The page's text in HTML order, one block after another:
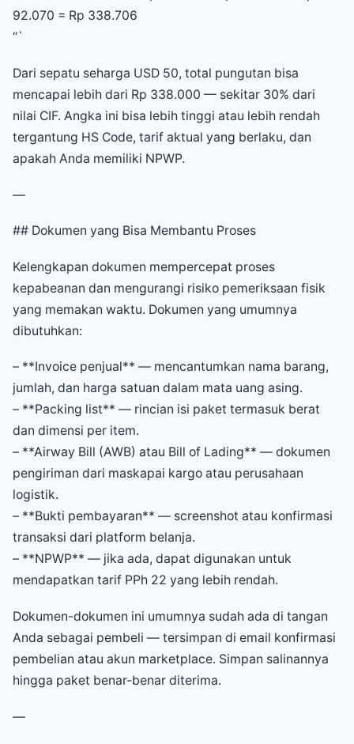
92.070 = Rp 338.706
“`
Dari sepatu seharga USD 50, total pungutan bisa
mencapai lebih dari Rp 338.000 — sekitar 30% dari
nilai CIF. Angka ini bisa lebih tinggi atau lebih rendah
tergantung HS Code, tarif aktual yang berlaku, dan
apakah Anda memiliki NPWP.
—
## Dokumen yang Bisa Membantu Proses
Kelengkapan dokumen mempercepat proses
kepabeanan dan mengurangi risiko pemeriksaan fisik
yang memakan waktu. Dokumen yang umumnya
dibutuhkan:
– **Invoice penjual** — mencantumkan nama barang,
jumlah, dan harga satuan dalam mata uang asing.
– **Packing list** — rincian isi paket termasuk berat
dan dimensi per item.
– **Airway Bill (AWB) atau Bill of Lading** — dokumen
pengiriman dari maskapai kargo atau perusahaan
logistik.
– **Bukti pembayaran** — screenshot atau konfirmasi
transaksi dari platform belanja.
– **NPWP** — jika ada, dapat digunakan untuk
mendapatkan tarif PPh 22 yang lebih rendah.
Dokumen-dokumen ini umumnya sudah ada di tangan
Anda sebagai pembeli — tersimpan di email konfirmasi
pembelian atau akun marketplace. Simpan salinannya
hingga paket benar-benar diterima.
—